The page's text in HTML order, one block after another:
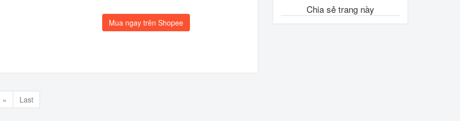
Mua ngay trên Shopee
» Last
Chia sẻ trang này